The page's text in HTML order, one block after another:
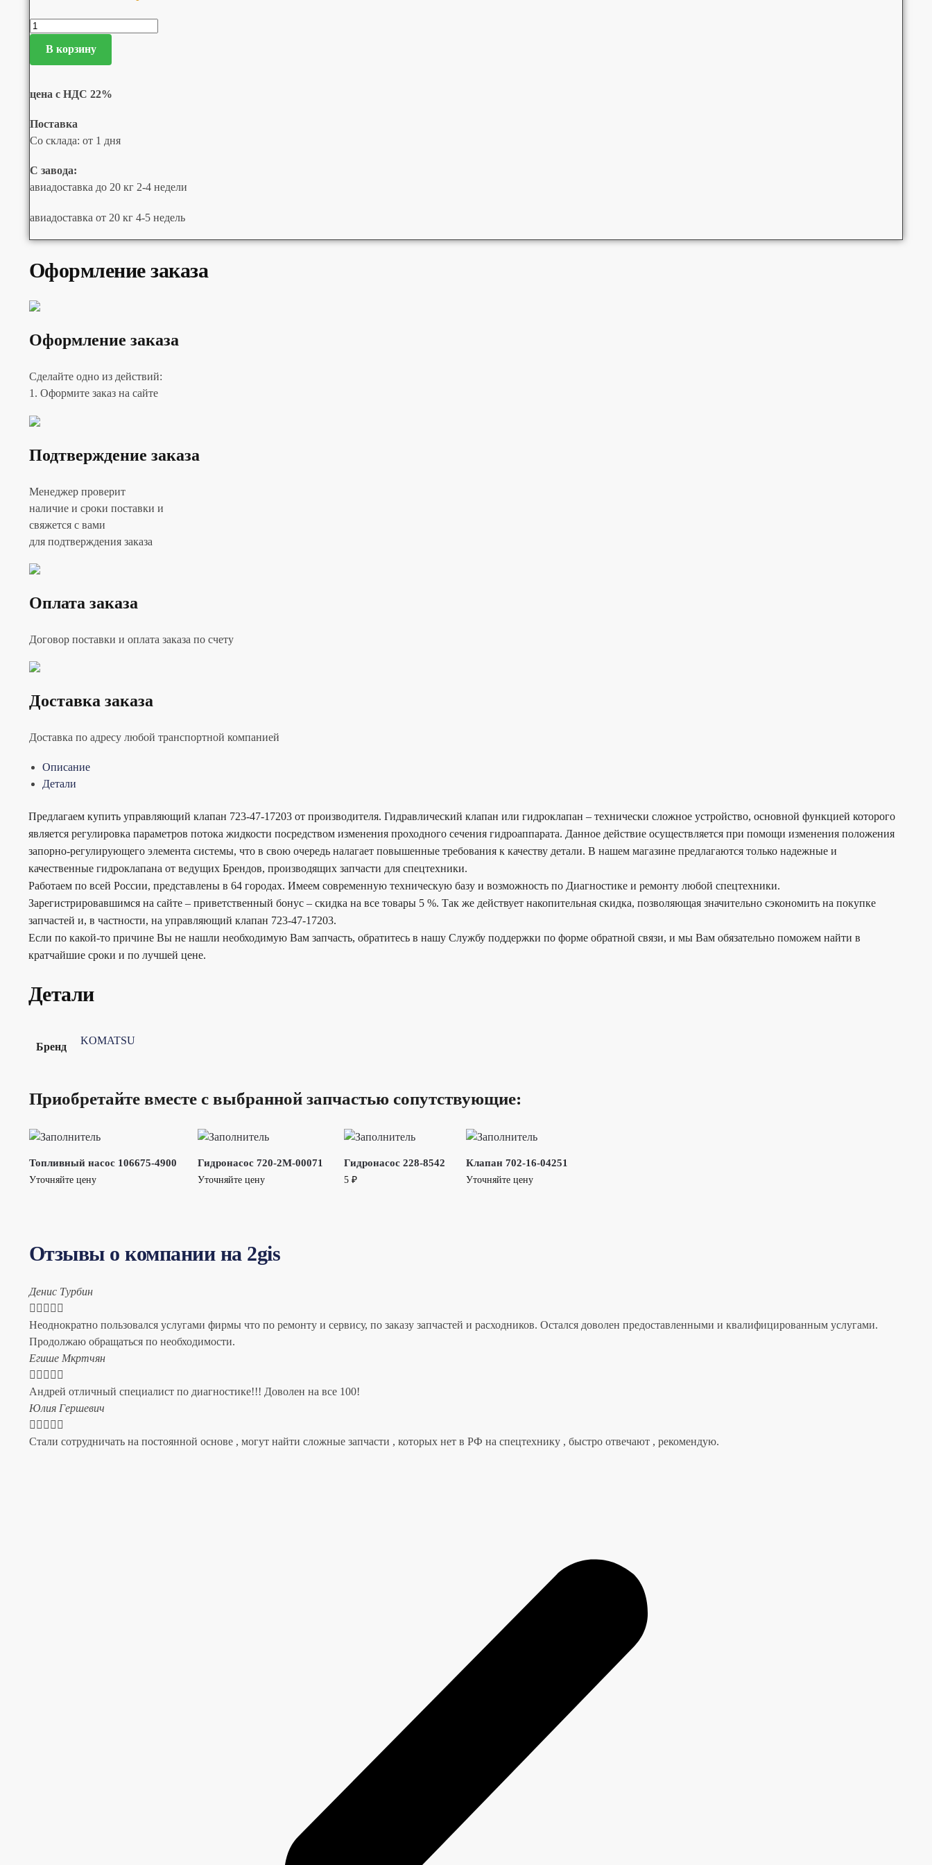
В корзину
цена с НДС 22%
Поставка
Со склада: от 1 дня
С завода:
авиадоставка до 20 кг 2-4 недели
авиадоставка от 20 кг 4-5 недель
Оформление заказа
Оформление заказа
Сделайте одно из действий:
1. Оформите заказ на сайте
Подтверждение заказа
Менеджер проверит
наличие и сроки поставки и
свяжется с вами
для подтверждения заказа
Оплата заказа
Договор поставки и оплата заказа по счету
Доставка заказа
Доставка по адресу любой транспортной компанией
Описание
Детали
Предлагаем купить управляющий клапан 723-47-17203 от производителя. Гидравлический клапан или гидроклапан – технически сложное устройство, основной функцией которого
является регулировка параметров потока жидкости посредством изменения проходного сечения гидроаппарата. Данное действие осуществляется при помощи изменения положения
запорно-регулирующего элемента системы, что в свою очередь налагает повышенные требования к качеству детали. В нашем магазине предлагаются только надежные и
качественные гидроклапана от ведущих Брендов, производящих запчасти для спецтехники.
Работаем по всей России, представлены в 64 городах. Имеем современную техническую базу и возможность по Диагностике и ремонту любой спецтехники.
Зарегистрировавшимся на сайте – приветственный бонус – скидка на все товары 5 %. Так же действует накопительная скидка, позволяющая значительно сэкономить на покупке
запчастей и, в частности, на управляющий клапан 723-47-17203.
Если по какой-то причине Вы не нашли необходимую Вам запчасть, обратитесь в нашу Службу поддержки по форме обратной связи, и мы Вам обязательно поможем найти в
кратчайшие сроки и по лучшей цене.
Детали
Бренд
KOMATSU
Приобретайте вместе с выбранной запчастью сопутствующие:
Топливный насос 106675-4900
Уточняйте цену
Гидронасос 720-2M-00071
Уточняйте цену
Гидронасос 228-8542
5 ₽
Клапан 702-16-04251
Уточняйте цену
Отзывы о компании на 2gis
Денис Турбин
    
Неоднократно пользовался услугами фирмы что по ремонту и сервису, по заказу запчастей и расходников. Остался доволен предоставленными и квалифицированным услугами.
Продолжаю обращаться по необходимости.
​Егише Мкртчян
    
Андрей отличный специалист по диагностике!!! Доволен на все 100!
​Юлия Гершевич
    
Стали сотрудничать на постоянной основе , могут найти сложные запчасти , которых нет в РФ на спецтехнику , быстро отвечают , рекомендую.